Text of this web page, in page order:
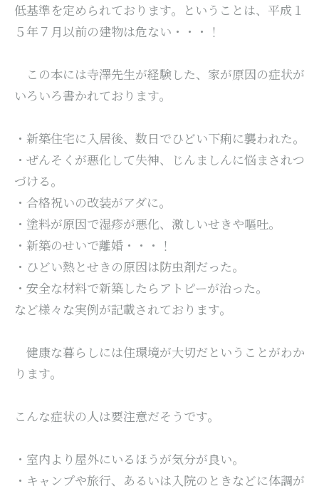
低基準を定められております。ということは、平成１
５年７月以前の建物は危ない・・・！
この本には寺澤先生が経験した、家が原因の症状が
いろいろ書かれております。
・新築住宅に入居後、数日でひどい下痢に襲われた。
・ぜんそくが悪化して失神、じんましんに悩まされつ
づける。
・合格祝いの改装がアダに。
・塗料が原因で湿疹が悪化、激しいせきや嘔吐。
・新築のせいで離婚・・・！
・ひどい熱とせきの原因は防虫剤だった。
・安全な材料で新築したらアトピーが治った。
など様々な実例が記載されております。
健康な暮らしには住環境が大切だということがわか
ります。
こんな症状の人は要注意だそうです。
・室内より屋外にいるほうが気分が良い。
・キャンプや旅行、あるいは入院のときなどに体調が